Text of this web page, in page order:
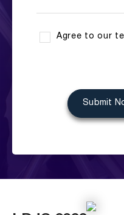
Agree to our
Submit